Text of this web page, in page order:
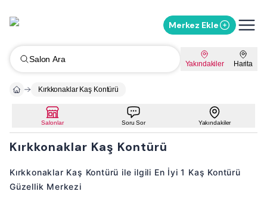
Merkez Ekle
Salon Ara Yakındakiler Harita
Kırkkonaklar Kaş Kontürü
Salonlar Soru Sor Yakındakiler
Kırkkonaklar Kaş Kontürü
Kırkkonaklar Kaş Kontürü ile ilgili En İyi 1 Kaş Kontürü
Güzellik Merkezi